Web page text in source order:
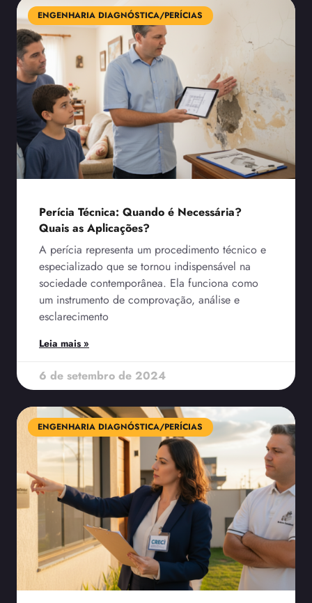
ENGENHARIA DIAGNÓSTICA/PERÍCIAS
Perícia Técnica: Quando é Necessária?
Quais as Aplicações?
A perícia representa um procedimento técnico e
especializado que se tornou indispensável na
sociedade contemporânea. Ela funciona como
um instrumento de comprovação, análise e
esclarecimento
Leia mais »
6 de setembro de 2024
ENGENHARIA DIAGNÓSTICA/PERÍCIAS